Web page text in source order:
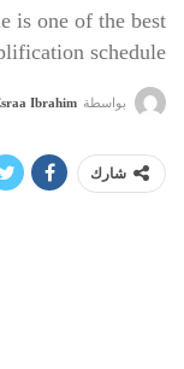
is one of the best
schedule
بواسطة Ibrahim
شارك